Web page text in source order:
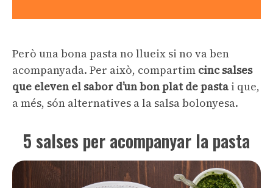
Però una bona pasta no llueix si no va ben
acompanyada. Per això, compartim cinc salses
que eleven el sabor d’un bon plat de pasta i que,
a més, són alternatives a la salsa bolonyesa.
5 salses per acompanyar la pasta